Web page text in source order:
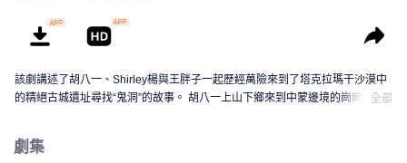
該劇講述了胡八一、Shirley楊與王胖子一起歷經萬險來到了塔克拉瑪干沙漠中
的精絕古城遺址尋找“鬼洞”的故事。 胡八一上山下鄉來到中蒙邊境的崗崗營
八一利用自己懂得的墓葬祕術逃得不死。復員後，胡八一和好友胖子一起加入
全部
劇集